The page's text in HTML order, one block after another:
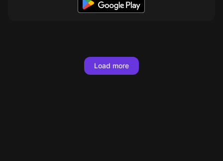
Load more